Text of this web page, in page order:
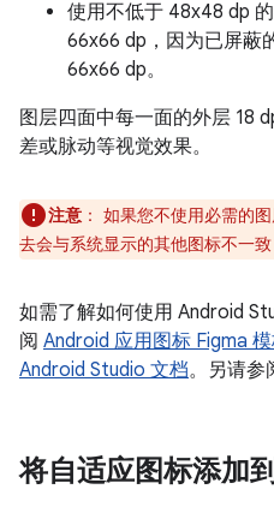
使用不低于 48x48 dp
66x66 dp，因为已屏蔽
66x66 dp。
图层四面中每一面的外层 18
差或脉动等视觉效果。
注意 ： 如果您不使用必需的
去会与系统显示的其他图标不一致
如需了解如何使用 Android
阅 Android 应用图标 Figma
Android Studio 文档。另请参
将自适应图标添加